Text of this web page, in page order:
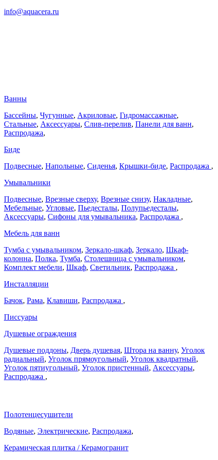
info@aquacera.ru
Ванны
Бассейны, Чугунные, Акриловые, Гидромассажные,
Стальные, Аксессуары, Слив-перелив, Панели для ванн,
Распродажа,
Биде
Подвесные, Напольные, Сиденья, Крышки-биде, Распродажа ,
Умывальники
Подвесные, Врезные сверху, Врезные снизу, Накладные,
Мебельные, Угловые, Пьедесталы, Полупьедесталы,
Аксессуары, Сифоны для умывальника, Распродажа ,
Мебель для ванн
Тумба с умывальником, Зеркало-шкаф, Зеркало, Шкаф-
колонна, Полка, Тумба, Столешница с умывальником,
Комплект мебели, Шкаф, Светильник, Распродажа ,
Инсталляции
Бачок, Рама, Клавиши, Распродажа ,
Писсуары
Душевые ограждения
Душевые поддоны, Дверь душевая, Штора на ванну, Уголок
радиальный, Уголок прямоугольный, Уголок квадратный,
Уголок пятиугольный, Уголок пристенный, Аксессуары,
Распродажа ,
Полотенцесушители
Водяные, Электрические, Распродажа,
Керамическая плитка / Керамогранит